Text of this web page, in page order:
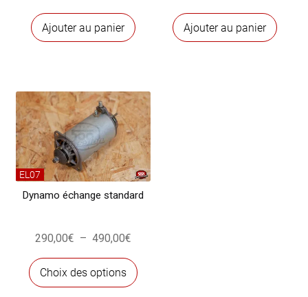
Ajouter au panier Ajouter au panier
EL07
Dynamo échange standard
290,00€ – 490,00€Plage
prix :
290,00€
Choix des options
Ce